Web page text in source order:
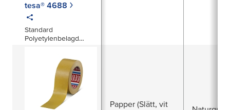
tesa® 4688
Standard
Polyetylenbelagd
Papper (Slätt, vit